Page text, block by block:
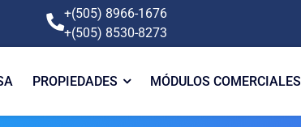
+(505) 8966-1676
+(505) 8530-8273
PROPIEDADES MÓDULOS COMERCIALES